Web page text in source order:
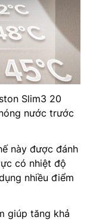
Slim3 20
nước trước
này được đánh
có nhiệt độ
nhiều điểm
giúp tăng khả